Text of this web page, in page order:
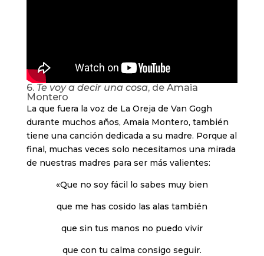
6.Te voy a decir una cosa, de Amaia
Montero
La que fuera la voz de La Oreja de Van Gogh
durante muchos años, Amaia Montero, también
tiene una canción dedicada a su madre. Porque al
final, muchas veces solo necesitamos una mirada
de nuestras madres para ser más valientes:
«Que no soy fácil lo sabes muy bien
que me has cosido las alas también
que sin tus manos no puedo vivir
que con tu calma consigo seguir.